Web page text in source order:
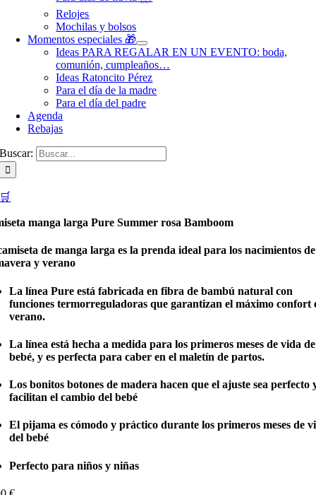
Relojes
Mochilas y bolsos
Momentos especiales 🎁
Ideas PARA REGALAR EN UN EVENTO: boda,
comunión, cumpleaños…
Ideas Ratoncito Pérez
Para el día de la madre
Para el día del padre
Agenda
Rebajas
Buscar:
🛒
manga larga Pure Summer rosa Bamboom
de manga larga es la prenda ideal para los nacimientos de
y verano
La línea Pure está fabricada en fibra de bambú natural con
funciones termorreguladoras que garantizan el máximo confort
verano.
La línea está hecha a medida para los primeros meses de vida
bebé, y es perfecta para caber en el maletín de partos.
Los bonitos botones de madera hacen que el ajuste sea perfecto
facilitan el cambio del bebé
El pijama es cómodo y práctico durante los primeros meses de
del bebé
Perfecto para niños y niñas